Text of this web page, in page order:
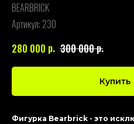
BEARBRICK
Артикул: 230
280 000 р. 300 000р.
Купить
Фигурка Bearbrick - это